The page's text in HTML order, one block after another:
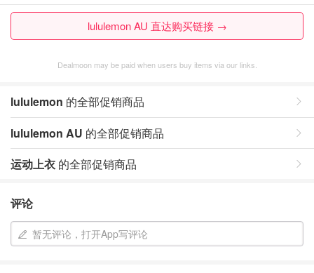
lululemon AU 直达购买链接 →
Dealmoon may be paid when users buy items via our links.
lululemon 的全部促销商品
lululemon AU 的全部促销商品
运动上衣 的全部促销商品
评论
暂无评论，打开App写评论